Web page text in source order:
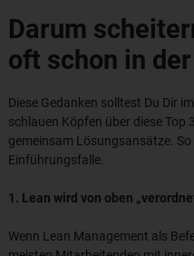
Darum
oft schon in
Diese Gedanken solltest Du Dir
schlauen Köpfen über diese Top
gemeinsam Lösungsansätze.
Einführungsfalle.
1. Lean wird von oben
Wenn Lean Management als